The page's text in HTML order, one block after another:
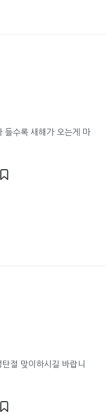
들수록 새해가 오는게 마
절 맞이하시길 바랍니